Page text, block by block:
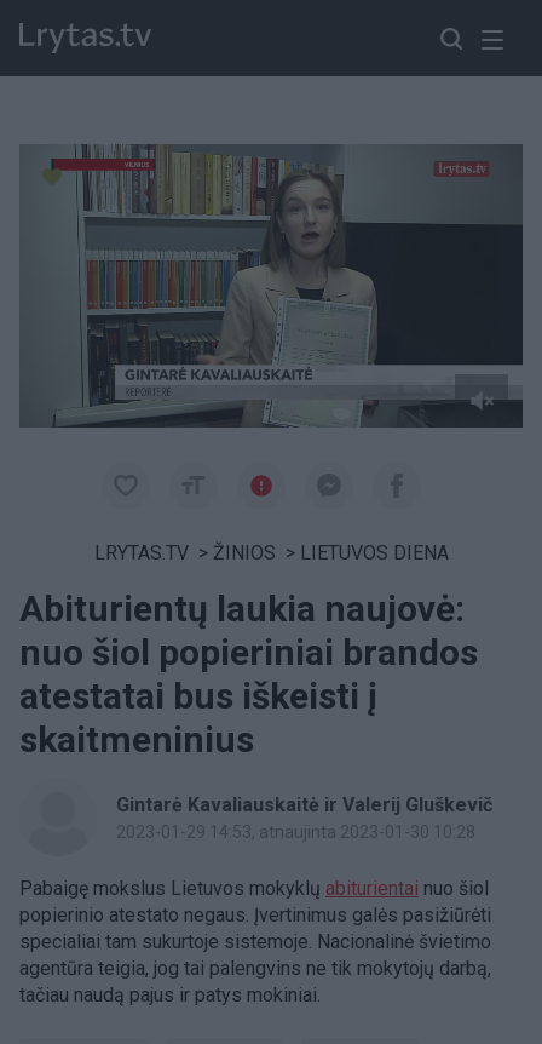
Paremkite Ukrainą
LRYTAS.TV > ŽINIOS > LIETUVOS DIENA
Abiturientų laukia naujovė:
nuo šiol popieriniai brandos
atestatai bus iškeisti į
skaitmeninius
Gintarė Kavaliauskaitė ir Valerij Gluškevič
2023-01-29 14:53, atnaujinta 2023-01-30 10:28
Pabaigę mokslus Lietuvos mokyklų abiturientai nuo šiol
popierinio atestato negaus. Įvertinimus galės pasižiūrėti
specialiai tam sukurtoje sistemoje. Nacionalinė švietimo
agentūra teigia, jog tai palengvins ne tik mokytojų darbą,
tačiau naudą pajus ir patys mokiniai.